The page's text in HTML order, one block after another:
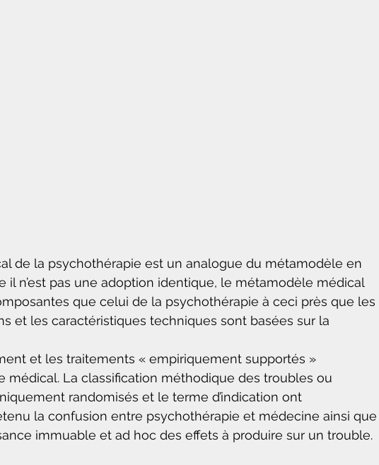
de la psychothérapie est un analogue du métamodèle en
il n’est pas une adoption identique, le métamodèle médical
que celui de la psychothérapie à ceci près que les
et les caractéristiques techniques sont basées sur la
et les traitements « empiriquement supportés »
médical. La classification méthodique des troubles ou
randomisés et le terme d’indication ont
la confusion entre psychothérapie et médecine ainsi que
immuable et ad hoc des effets à produire sur un trouble.